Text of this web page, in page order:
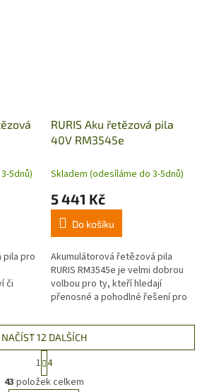
5dnů)
pila pro
či
RURIS Aku řetězová pila
40V RM3545e
Skladem (odesíláme do 3-5dnů)
5 441 Kč
Do košíku
Akumulátorová řetězová pila
RURIS RM3545e je velmi dobrou
volbou pro ty, kteří hledají
přenosné a pohodlné řešení pro
podobných materiálů. Baterie
je...
O
v
NAČÍST 12 DALŠÍCH
S
t
r
1 4
43 položek celkem